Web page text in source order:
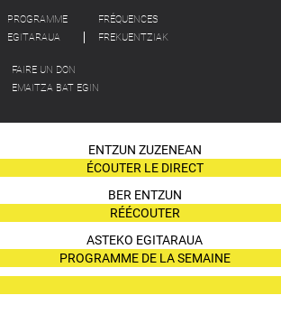
PROGRAMME
EGITARAUA
FRÉQUENCES
FREKUENTZIAK
FAIRE UN DON
EMAITZA BAT EGIN
ENTZUN ZUZENEAN
ÉCOUTER LE DIRECT
BER ENTZUN
RÉÉCOUTER
ASTEKO EGITARAUA
PROGRAMME DE LA SEMAINE